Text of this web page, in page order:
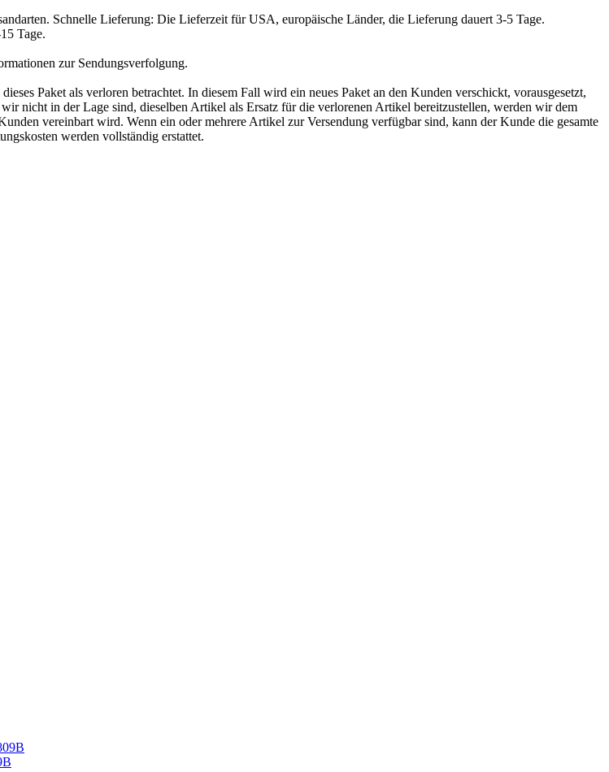
Schnelle Lieferung: Die Lieferzeit für USA, europäische Länder, die Lieferung dauert 3-5 Tage.
Tage.
zur Sendungsverfolgung.
Paket als verloren betrachtet. In diesem Fall wird ein neues Paket an den Kunden verschickt, vorausgesetzt,
nicht in der Lage sind, dieselben Artikel als Ersatz für die verlorenen Artikel bereitzustellen, werden wir dem
vereinbart wird. Wenn ein oder mehrere Artikel zur Versendung verfügbar sind, kann der Kunde die gesamte
werden vollständig erstattet.